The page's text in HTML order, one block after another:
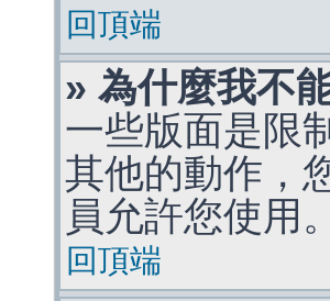
回頂端
» 為什麼我不
一些版面是限
其他的動作，
員允許您使用。
回頂端